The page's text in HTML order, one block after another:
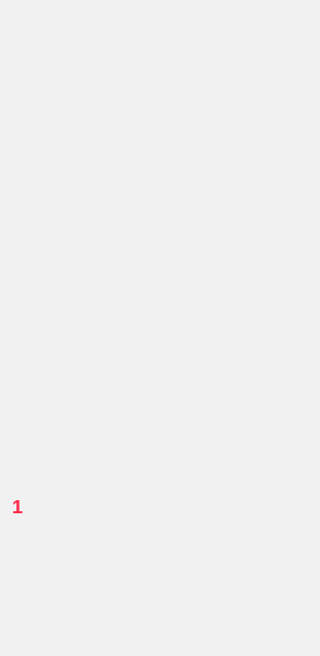
1